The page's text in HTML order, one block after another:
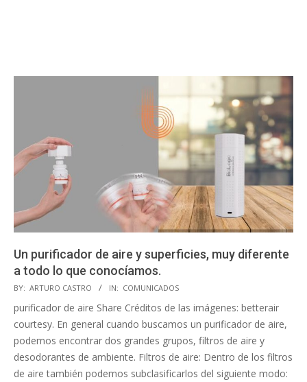
Un purificador de aire y superficies, muy diferente
a todo lo que conocíamos.
2023-
BY: ARTURO CASTRO IN: COMUNICADOS
purificador de aire Share Créditos de las imágenes: betterair
courtesy. En general cuando buscamos un purificador de aire,
podemos encontrar dos grandes grupos, filtros de aire y
desodorantes de ambiente. Filtros de aire: Dentro de los filtros
de aire también podemos subclasificarlos del siguiente modo: